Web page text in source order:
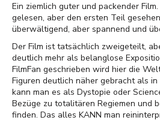
Ein ziemlich guter und packender
gelesen, aber den ersten Teil
überwältigend, aber spannend und
Der Film ist tatsächlich zweigeteilt,
deutlich mehr als belanglose
FilmFan geschrieben wird hier die
Figuren deutlich näher gebracht als
kann man es als Dystopie oder
Bezüge zu totalitären Regiemen und
finden. Das alles KANN man